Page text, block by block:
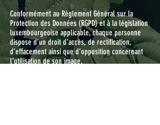
Conformément au Règlement Général sur la
Protection des Données (RGPD) et à la législation
luxembourgeoise applicable, chaque personne
dispose d’un droit d’accès, de rectification,
d’effacement ainsi que d’opposition concernant
l’utilisation de son image.